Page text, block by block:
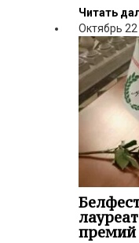
Читать
Октябрь 22
премий